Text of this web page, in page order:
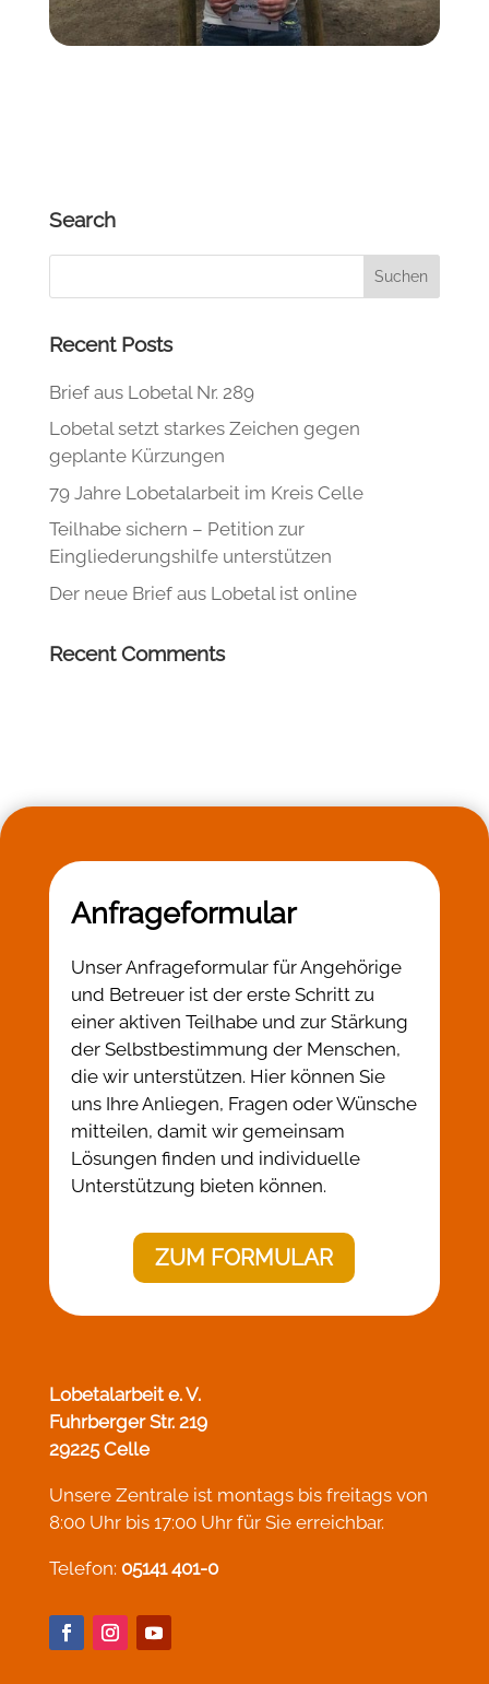
Search
Recent Posts
Brief aus Lobetal Nr. 289
Lobetal setzt starkes Zeichen gegen
geplante Kürzungen
79 Jahre Lobetalarbeit im Kreis Celle
Teilhabe sichern – Petition zur
Eingliederungshilfe unterstützen
Der neue Brief aus Lobetal ist online
Recent Comments
Anfrageformular
Unser Anfrageformular für Angehörige
und Betreuer ist der erste Schritt zu
einer aktiven Teilhabe und zur Stärkung
der Selbstbestimmung der Menschen,
die wir unterstützen. Hier können Sie
uns Ihre Anliegen, Fragen oder Wünsche
mitteilen, damit wir gemeinsam
Lösungen finden und individuelle
Unterstützung bieten können.
ZUM FORMULAR
Lobetalarbeit e. V.
Fuhrberger Str. 219
29225 Celle
Unsere Zentrale ist montags bis freitags von
8:00 Uhr bis 17:00 Uhr für Sie erreichbar.
Telefon: 05141 401-0